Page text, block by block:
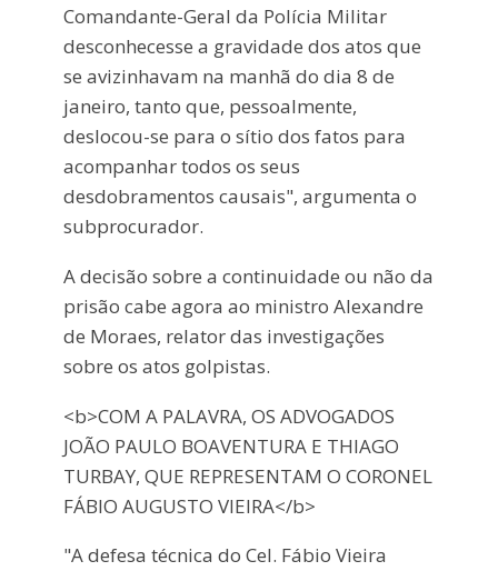
Comandante-Geral da Polícia Militar
desconhecesse a gravidade dos atos que
se avizinhavam na manhã do dia 8 de
janeiro, tanto que, pessoalmente,
deslocou-se para o sítio dos fatos para
acompanhar todos os seus
desdobramentos causais", argumenta o
subprocurador.
A decisão sobre a continuidade ou não da
prisão cabe agora ao ministro Alexandre
de Moraes, relator das investigações
sobre os atos golpistas.
<b>COM A PALAVRA, OS ADVOGADOS
JOÃO PAULO BOAVENTURA E THIAGO
TURBAY, QUE REPRESENTAM O CORONEL
FÁBIO AUGUSTO VIEIRA</b>
"A defesa técnica do Cel. Fábio Vieira